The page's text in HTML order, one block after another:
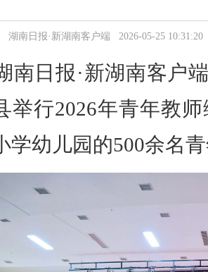
湖南日报·新湖南客户端 2026-05-25 10:31:20
南日报·新湖南客户
举行2026年青年教
学幼儿园 的500余名